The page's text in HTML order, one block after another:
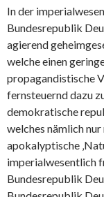
In der
Bundesrepublik
agierend
welche einen
propagandistische
fernsteuernd dazu
demokratische
welches nämlich
apokalyptische
imperialwesentlich
Bundesrepublik